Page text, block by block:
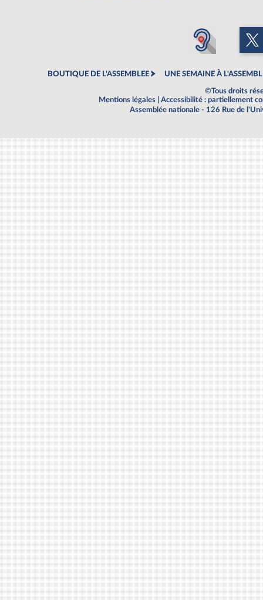
BOUTIQUE DE L'ASSEMBLEE UNE SEMAINE À
©Tous droits
Mentions légales
Accessibilité : partiellement
Assemblée nationale - 126 Rue de